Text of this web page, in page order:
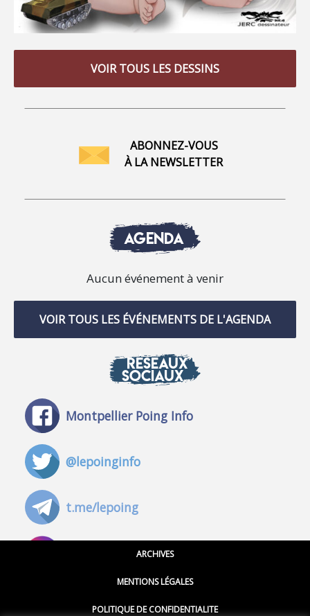
VOIR TOUS LES DESSINS
ABONNEZ-VOUS
À LA NEWSLETTER
AGENDA
Aucun événement à venir
VOIR TOUS LES ÉVÉNEMENTS DE L'AGENDA
RÉSEAUX
SOCIAUX
Montpellier Poing Info
@lepoinginfo
t.me/lepoing
@montpellierpoinginfo
ARCHIVES
MENTIONS LÉGALES
POLITIQUE DE CONFIDENTIALITE